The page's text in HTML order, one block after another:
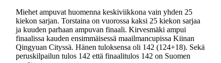
Miehet ampuvat huomenna keskiviikkona vain yhden 25
kiekon sarjan. Torstaina on vuorossa kaksi 25 kiekon sarjaa
ja kuuden parhaan ampuvan finaali. Kirvesmäki ampui
finaalissa kauden ensimmäisessä maailmancupissa Kiinan
Qingyuan Cityssä. Hänen tuloksensa oli 142 (124+18). Sekä
peruskilpailun tulos 142 että finaalitulos 142 on Suomen